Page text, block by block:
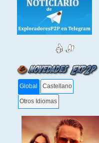
Global Castellano
Otros Idiomas